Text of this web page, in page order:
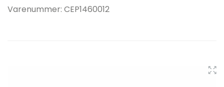
Varenummer: CEP1460012